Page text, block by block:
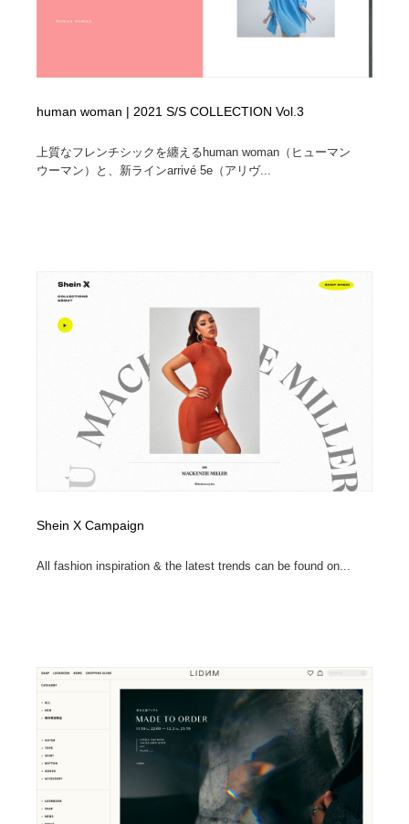
human woman | 2021 S/S COLLECTION Vol.3
上質なフレンチシックを纏えるhuman woman（ヒューマン
ウーマン）と、新ラインarrivé 5e（アリヴ...
Shein X Campaign
All fashion inspiration & the latest trends can be found on...